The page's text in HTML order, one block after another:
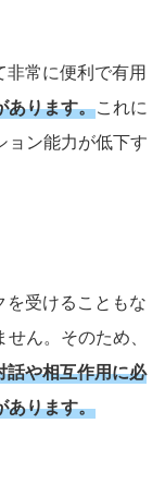
非常に便利で有用
あります。これに
ョン能力が低下す
を受けることもな
ん。そのため、
話や相互作用に必
あります。